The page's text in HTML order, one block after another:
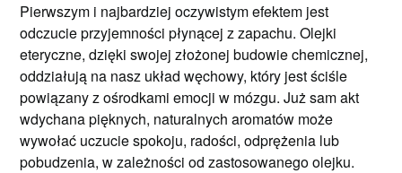
Pierwszym i najbardziej oczywistym efektem jest
odczucie przyjemności płynącej z zapachu. Olejki
eteryczne, dzięki swojej złożonej budowie chemicznej,
oddziałują na nasz układ węchowy, który jest ściśle
powiązany z ośrodkami emocji w mózgu. Już sam akt
wdychana pięknych, naturalnych aromatów może
wywołać uczucie spokoju, radości, odprężenia lub
pobudzenia, w zależności od zastosowanego olejku.